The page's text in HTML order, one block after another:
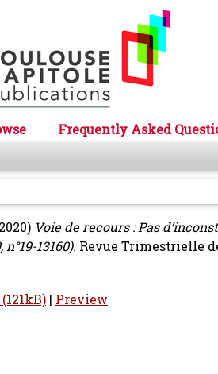
Frequently Asked
Voie de recours : Pas
13160). Revue Trimestrielle
| Preview